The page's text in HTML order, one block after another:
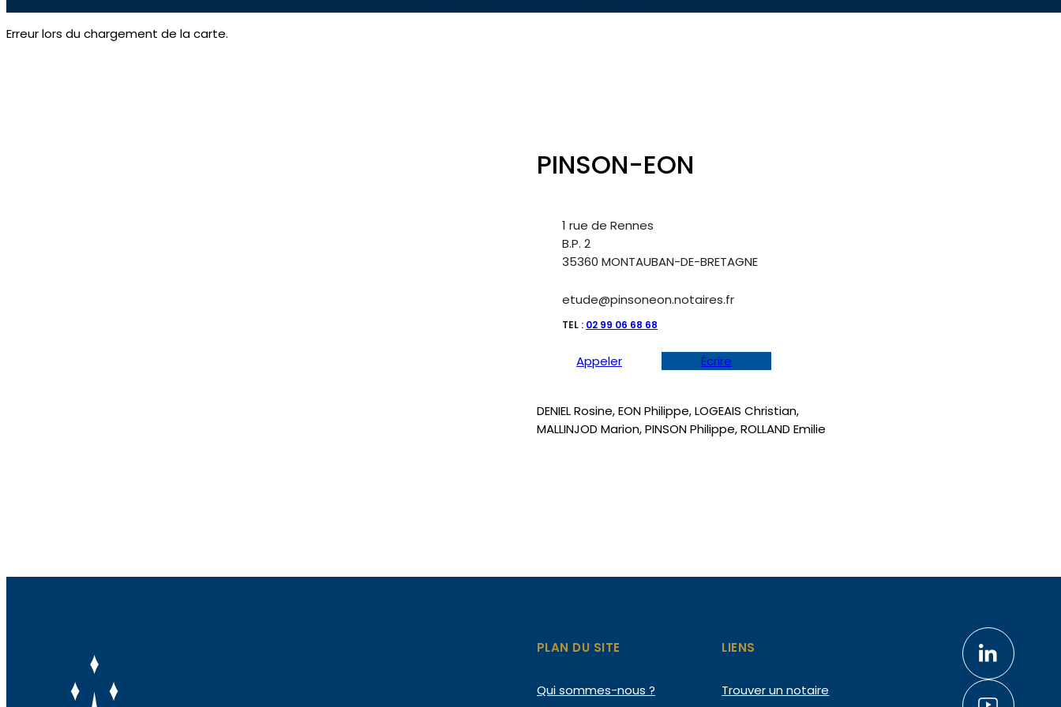
Erreur lors du chargement de la carte.
PINSON-EON
1 rue de Rennes
B.P. 2
35360 MONTAUBAN-DE-BRETAGNE
etude@pinsoneon.notaires.fr
TEL : 02 99 06 68 68
Appeler Écrire
DENIEL Rosine, EON Philippe, LOGEAIS Christian,
MALLINJOD Marion, PINSON Philippe, ROLLAND Emilie
PLAN DU SITE
Quisommes-nous ?
LIENS
Trouver un notaire